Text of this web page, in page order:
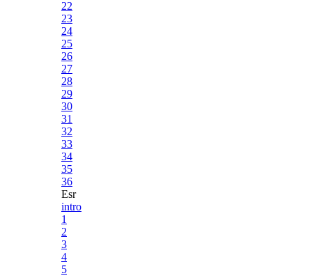
22
23
24
25
26
27
28
29
30
31
32
33
34
35
36
Esr
intro
1
2
3
4
5